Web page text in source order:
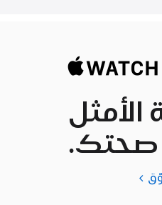
الأمثل
صحتك.
Apple